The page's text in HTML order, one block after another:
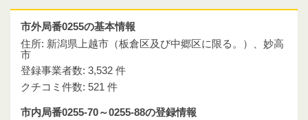
市外局番0255の基本情報
住所: 新潟県上越市（板倉区及び中郷区に限る。）、妙高
市
登録事業者数: 3,532 件
クチコミ件数: 521 件
市内局番0255-70～0255-88の登録情報